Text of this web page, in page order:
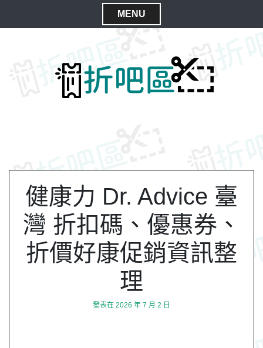
MENU
C
健康力 Dr. Advice 臺
灣 折扣碼、優惠券、
折價好康促銷資訊整
理
發表在 2026 年 7 月 2 日